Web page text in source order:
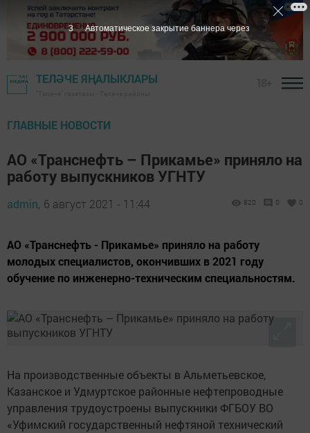
ТЕЛӘЧЕ ЯҢАЛЫКЛАРЫ
ГЛАВНЫЕ НОВОСТИ
АО «Транснефть – Прикамье» приняло на
работу выпускников УГНТУ
admin, 6 август 2021 - 11:44 820 0 0
АО «Транснефть - Прикамье» приняло на работу
молодых специалистов, окончивших в 2021 году
обучение по инженерно-техническим специальностям.
На производственные объекты в Альметьевское,
Казанское и Удмуртское районные нефтепроводные
управления трудоустроены выпускники ФГБОУ ВО
«Уфимский государственный нефтяной технический
3 Автоматическое закрытие баннера через